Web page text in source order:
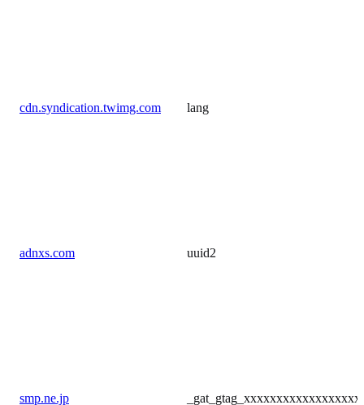
cdn.syndication.twimg.com lang
adnxs.com uuid2
smp.ne.jp